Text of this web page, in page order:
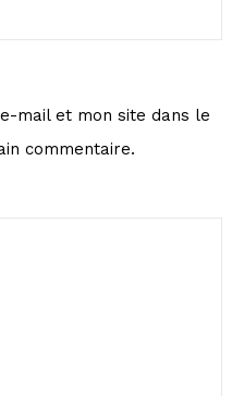
mail et mon site dans le
commentaire.